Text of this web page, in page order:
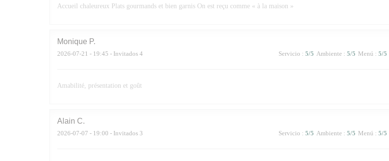
Accueil chaleureux Plats gourmands et bien garnis On est reçu comme « à la maison »
Monique P
2026-07-21 - 19:45 - Invitados 4 Servicio : 5/5 Ambiente : 5/5 Menú : 5/5
Amabilité, présentation et goût
Alain C
2026-07-07 - 19:00 - Invitados 3 Servicio : 5/5 Ambiente : 5/5 Menú : 5/5